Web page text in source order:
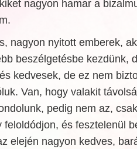
nagyon hamar a
nagyon nyitott emberek,
beszélgetésbe kezdünk,
kedvesek, de ez nem
Van, hogy valakit
pedig nem az,
és fesztelenül
elején nagyon kedves,